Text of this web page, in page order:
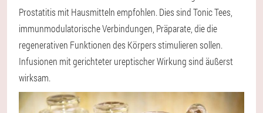
Prostatitis mit Hausmitteln empfohlen. Dies sind Tonic Tees,
immunmodulatorische Verbindungen, Präparate, die die
regenerativen Funktionen des Körpers stimulieren sollen.
Infusionen mit gerichteter ureptischer Wirkung sind äußerst
wirksam.